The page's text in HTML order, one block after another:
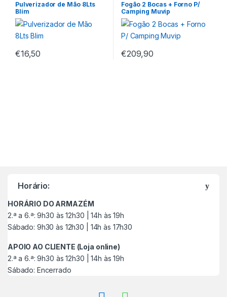
Pulverizador de Mão 8Lts
Blim
€16,50
Fogão 2 Bocas + Forno P/
Camping Muvip
€209,90
Horário:
HORÁRIO DO ARMAZÉM
2.ª a 6.ª: 9h30 às 12h30 | 14h às 19h
Sábado: 9h30 às 12h30 | 14h às 17h30
APOIO AO CLIENTE (Loja online)
2.ª a 6.ª: 9h30 às 12h30 | 14h às 19h
Sábado: Encerrado